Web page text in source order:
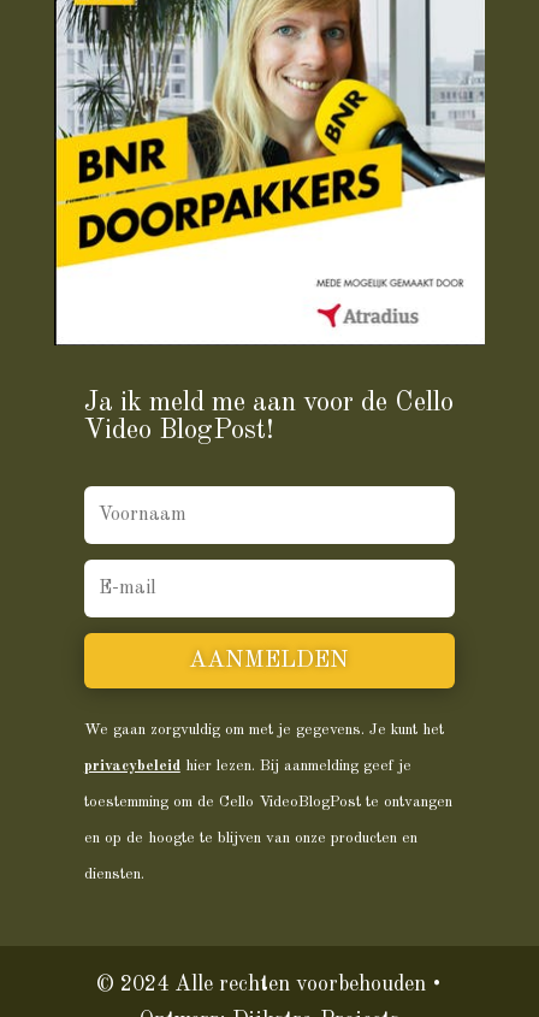
Ja ik meld me aan voor de Cello
Video BlogPost!
AANMELDEN
We gaan zorgvuldig om met je gegevens. Je kunt het
privacybeleidhier lezen. Bij aanmelding geef je
toestemming om de Cello VideoBlogPost te ontvangen
en op de hoogte te blijven van onze producten en
diensten.
© 2024 Alle rechten voorbehouden •